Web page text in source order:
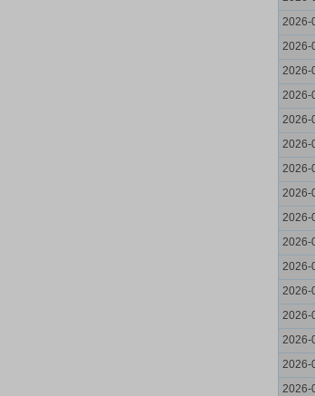
2026-
2026-
2026-
2026-
2026-
2026-
2026-
2026-
2026-
2026-
2026-
2026-
2026-
2026-
2026-
2026-